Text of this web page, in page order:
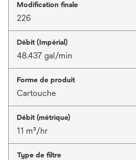
Modification finale
226
Débit (Impérial)
48.437 gal/min
Forme de produit
Cartouche
Débit (métrique)
11 m³/hr
Type de filtre